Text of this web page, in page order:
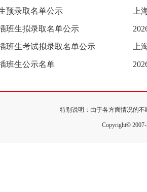
预录取名单公示 上
班生拟录取名单公示
班生考试拟录取名单公示 上
班生公示名单
特别说明：由于各方面情况的
Copyright©